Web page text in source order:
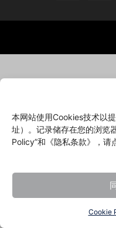
本网站使用Cookies技术以
址）。记录储存在您的浏览
Policy”和《隐私条款》，请
Cookie